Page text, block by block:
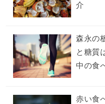
介
森永の
と糖質
中の食
赤い食